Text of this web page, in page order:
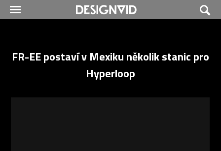
FR-EE postaví v Mexiku několik stanic pro
Hyperloop